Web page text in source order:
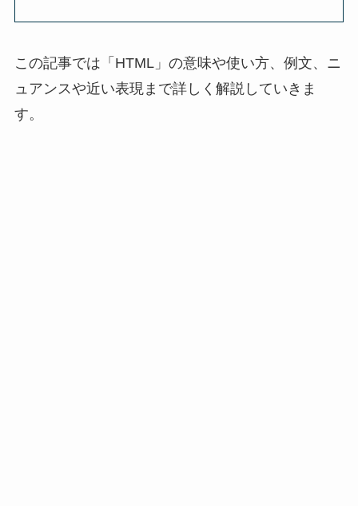
この記事では「HTML」の意味や使い方、例文、ニ
ュアンスや近い表現まで詳しく解説していきま
す。